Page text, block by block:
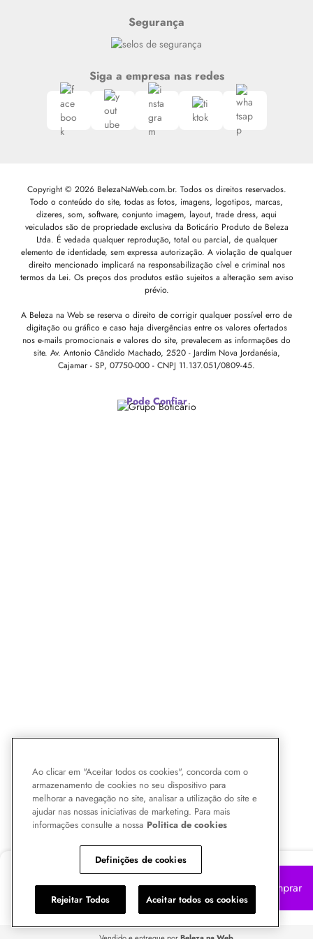
147,16
no Pix 5% OFF
ou R$ 154,90 no cartão
Comprar
Segurança
Siga a empresa nas redes
Copyright © 2026 BelezaNaWeb.com.br. Todos os direitos reservados.
Todo o conteúdo do site, todas as fotos, imagens, logotipos, marcas,
dizeres, som, software, conjunto imagem, layout, trade dress, aqui
veiculados são de propriedade exclusiva da Boticário Produto de Beleza
Ltda. É vedada qualquer reprodução, total ou parcial, de qualquer
elemento de identidade, sem expressa autorização. A violação de qualquer
direito mencionado implicará na responsabilização cível e criminal nos
termos da Lei. Os preços dos produtos estão sujeitos a alteração sem aviso
prévio.
A Beleza na Web se reserva o direito de corrigir qualquer possível erro de
digitação ou gráfico e caso haja divergências entre os valores ofertados
nos e-mails promocionais e valores do site, prevalecem as informações do
site. Av. Antonio Cândido Machado, 2520 - Jardim Nova Jordanésia,
Cajamar - SP, 07750-000 - CNPJ 11.137.051/0809-45.
Pode Confiar
Ao clicar em "Aceitar todos os cookies", concorda com o
armazenamento de cookies no seu dispositivo para
melhorar a navegação no site, analisar a utilização do site e
ajudar nas nossas iniciativas de marketing. Para mais
informações consulte a nossa Politica de cookies
Definições de cookies
Rejeitar Todos Aceitar todos os cookies